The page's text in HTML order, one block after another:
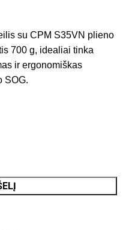
su CPM S35VN plieno
700 g, idealiai tinka
ir ergonomiškas
SOG.